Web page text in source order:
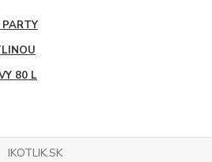
80 L
IKOTLIK.SK